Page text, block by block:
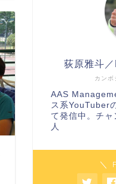
カンボ
荻原雅斗
AAS
ス系YouTuber
て発信中。チ
人
＼